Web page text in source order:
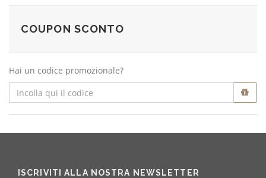
COUPON SCONTO
Hai un codice promozionale?
ISCRIVITI ALLA NOSTRA NEWSLETTER